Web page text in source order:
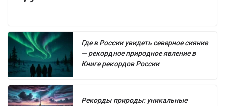
Где в России увидеть северное сияние
— рекордное природное явление в
Книге рекордов России
Рекорды природы: уникальные